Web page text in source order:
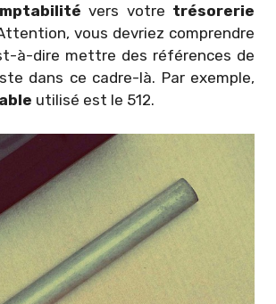
vers votre trésorerie
vous devriez comprendre
à-dire mettre des références de
dans ce cadre-là. Par exemple,
utilisé est le 512.